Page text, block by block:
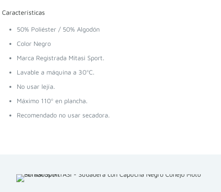
Características
50% Poliéster / 50% Algodón
Color Negro
Marca Registrada Mitasi Sport.
Lavable a máquina a 30ºC.
No usar lejía.
Máximo 110º en plancha.
Recomendado no usar secadora.